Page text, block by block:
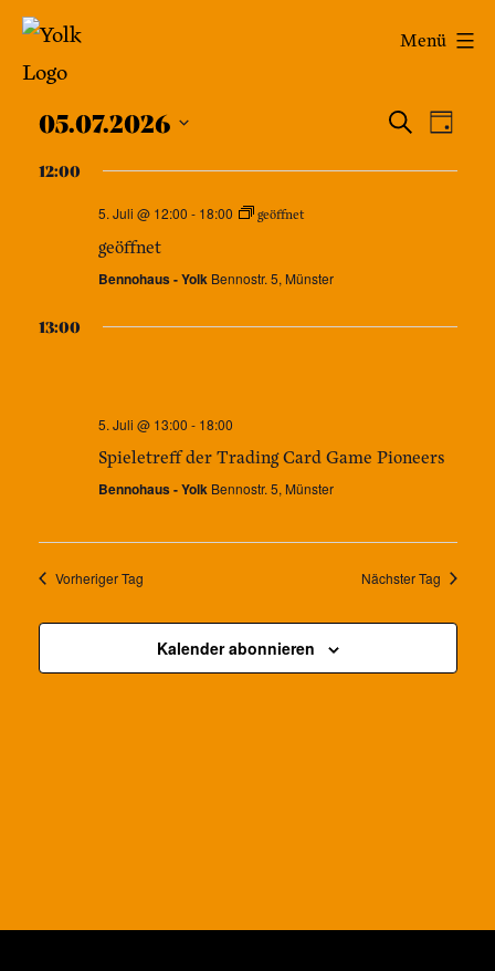
Zum
springen
Yolk
-
Das
Menü
SucheTag
05.07.2026
12:00
5. Juli @ 12:00 - 18:00 geöffnet
geöffnet
Bennohaus - Yolk Bennostr. 5, Münster
13:00
5. Juli @ 13:00 - 18:00
Spieletreff der Trading Card Game Pioneers
Bennohaus - Yolk Bennostr. 5, Münster
Vorheriger Tag Nächster Tag
Kalender abonnieren